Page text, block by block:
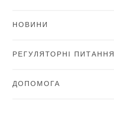
НОВИНИ
РЕГУЛЯТОРНІ ПИТАННЯ
ДОПОМОГА